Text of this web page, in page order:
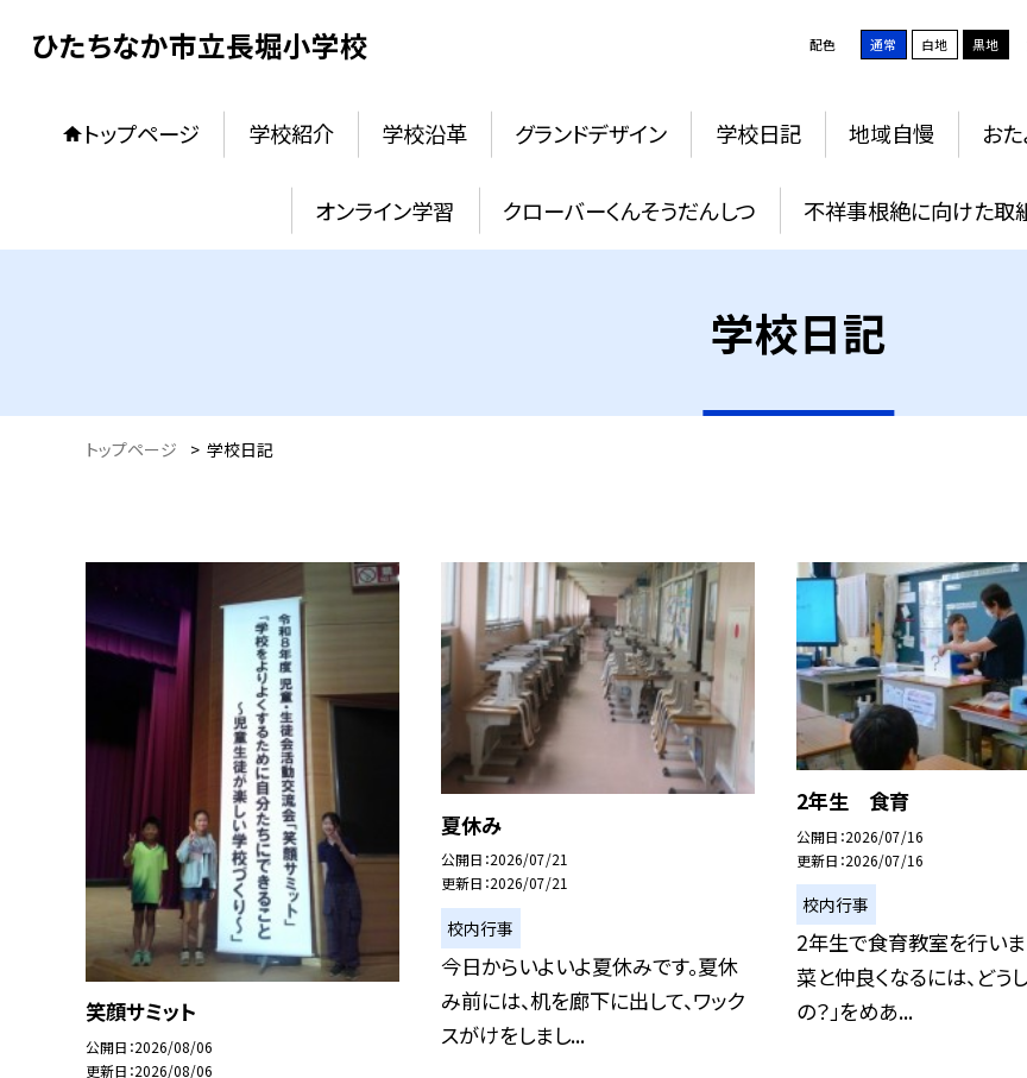
ひたちなか市立長堀小学校 配色 通常 白地 黒地
トップページ 学校紹介 学校沿革 グランドデザイン 学校日記 地域自慢 おた
オンライン学習 クローバーくんそうだんしつ 不祥事根絶に向けた取
学校日記
トップページ > 学校日記
笑顔サミット
公開日 2026/08/06
更新日 2026/08/06
夏休み
公開日 2026/07/21
更新日 2026/07/21
校内行事
今日からいよいよ夏休みです。夏休
み前には、机を廊下に出して、ワック
スがけをしまし...
2年生 食育
公開日 2026/07/16
更新日 2026/07/16
校内行事
2年生で食育教室を行いま
菜と仲良くなるには、どう
の？」をめあ...